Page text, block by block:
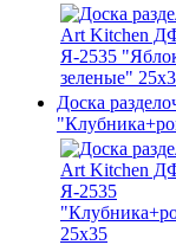
Доска